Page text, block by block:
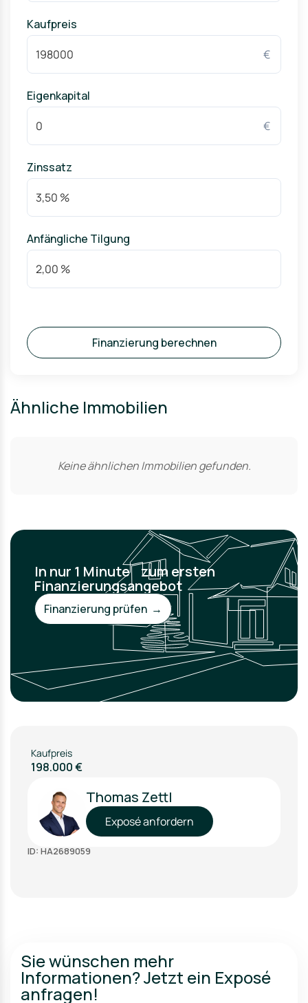
Kaufpreis
€
Eigenkapital
€
Zinssatz
Anfängliche Tilgung
Finanzierung berechnen
Ähnliche Immobilien
Keine ähnlichen Immobilien gefunden.
In nur 1 Minute zum ersten
Finanzierungsangebot
Finanzierung prüfen →
Kaufpreis
198.000 €
Thomas Zettl
Exposé anfordern
ID: HA2689059
Sie wünschen mehr
Informationen? Jetzt ein Exposé
anfragen!